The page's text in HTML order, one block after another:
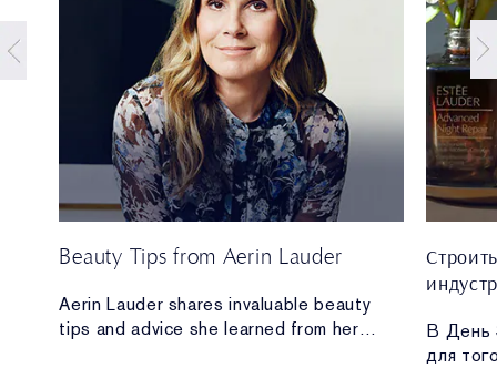
Beauty Tips from Aerin Lauder
Aerin Lauder shares invaluable beauty
tips and advice she learned from her
В День
для